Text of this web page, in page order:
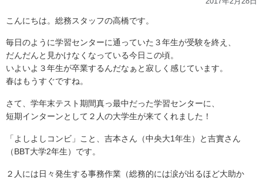
こんにちは。総務スタッフの高橋です。
毎日のように学習センターに通っていた３年生が受験を終え、
だんだんと見かけなくなっている今日この頃。
いよいよ３年生が卒業するんだなぁと寂しく感じています。
春はもうすぐですね。
さて、学年末テスト期間真っ最中だった学習センターに、
短期インターンとして２人の大学生が来てくれました！
「よしよしコンビ」こと、吉本さん（中央大1年生）と吉實さん
（BBT大学2年生）です。
２人には日々発生する事務作業（総務的には涙が出るほど大助か